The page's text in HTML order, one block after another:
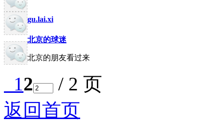
gu.lai.xi
北京的球迷
北京的朋友看过来
12
/ 2 页
返回首页